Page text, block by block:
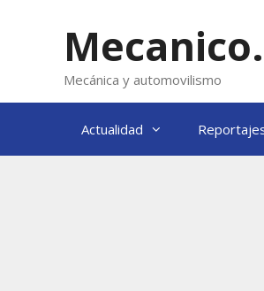
Mecánica y automovilismo
Actualidad